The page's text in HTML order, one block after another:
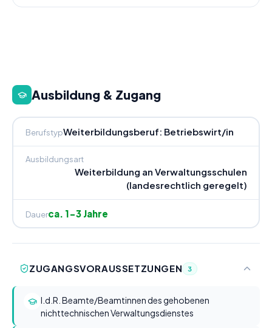
Ausbildung & Zugang
BerufstypWeiterbildungsberuf: Betriebswirt/in
Ausbildungsart
Weiterbildung an Verwaltungsschulen
(landesrechtlich geregelt)
Dauerca. 1-3 Jahre
ZUGANGSVORAUSSETZUNGEN 3
I.d.R. Beamte/Beamtinnen des gehobenen
nichttechnischen Verwaltungsdienstes